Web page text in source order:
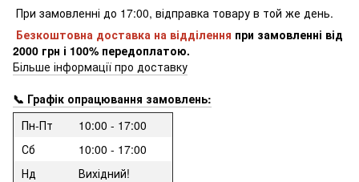
При замовленні до 17:00, відправка товару в той же день.
Безкоштовна доставка на відділення при замовленні від
2000 грн і 100% передоплатою.
Більше інформації про доставку
📞 Графік опрацювання замовлень:
Пн-Пт
10:00 - 17:00
Сб
10:00 - 17:00
Нд
Вихідний!